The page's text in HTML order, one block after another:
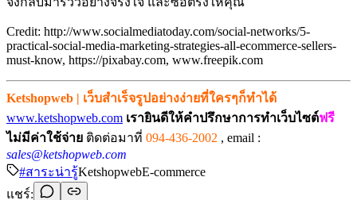
Credit: http://www.socialmediatoday.com/social-networks/5-
practical-social-media-marketing-strategies-all-ecommerce-sellers-
must-know, https://pixabay.com, www.freepik.com
Ketshopweb | เว็บสำเร็จรูปอย่างง่ายที่ใครๆก็ทำได้
www.ketshopweb.com เรายินดีให้คำปรึกษาการทำเว็บไซต์ฟรี
ไม่มีค่าใช้จ่าย ติดต่อมาที่ 094-436-2002 , email :
sales@ketshopweb.com
#สาระน่ารู้KetshopwebE-commerce
แชร์: